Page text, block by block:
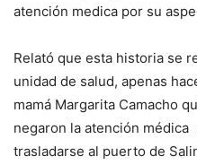
atención medica por su
Relató que esta historia se
unidad de salud, apenas
mamá Margarita Camacho
negaron la atención
trasladarse al puerto de